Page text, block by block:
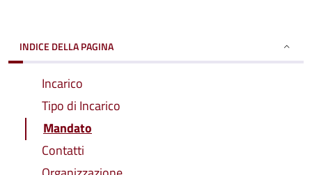
INDICE DELLA PAGINA
Incarico
Tipo di Incarico
Mandato
Contatti